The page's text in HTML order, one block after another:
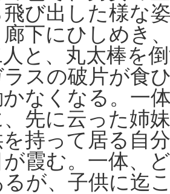
び出した様な
下にひしめき
人と、丸太棒を
ラスの破片が食
なくなる。一
先に云った姉
持って居る自
霞む。一体、
が、子供に迄